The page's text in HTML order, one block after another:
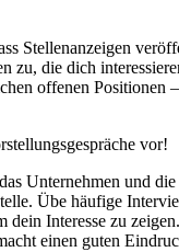
Stellenanzeigen
zu, die dich
offenen Positionen
vor!
Unternehmen und die
Übe häufige
dein Interesse zu
einen guten